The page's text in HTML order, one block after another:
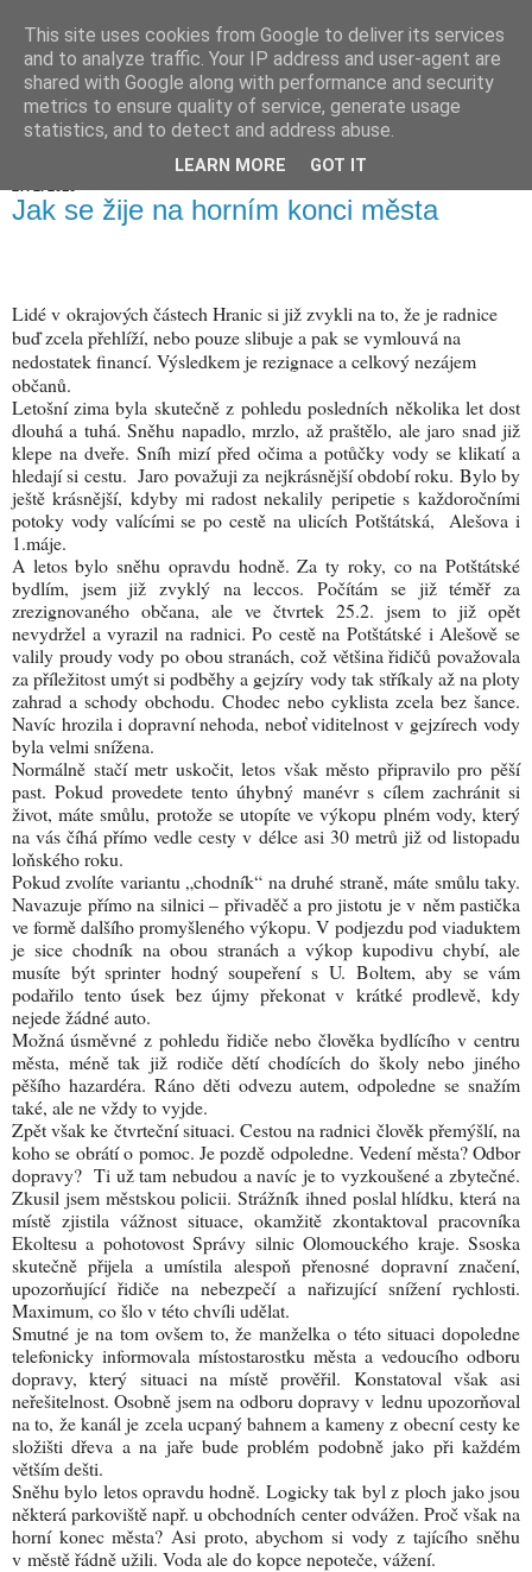
Hranické listy
Jak se žije na horním konci města
Lidé v okrajových částech Hranic si již zvykli na to, že je radnice
buď zcela přehlíží, nebo pouze slibuje a pak se vymlouvá na
nedostatek financí. Výsledkem je rezignace a celkový nezájem
občanů.
Letošní zima byla skutečně z pohledu posledních několika let dost
dlouhá a tuhá. Sněhu napadlo, mrzlo, až praštělo, ale jaro snad již
klepe na dveře. Sníh mizí před očima a potůčky vody se klikatí a
hledají si cestu. Jaro považuji za nejkrásnější období roku. Bylo by
ještě krásnější, kdyby mi radost nekalily peripetie s každoročními
potoky vody valícími se po cestě na ulicích Potštátská, Alešova i
1.máje.
A letos bylo sněhu opravdu hodně. Za ty roky, co na Potštátské
bydlím, jsem již zvyklý na leccos. Počítám se již téměř za
zrezignovaného občana, ale ve čtvrtek 25.2. jsem to již opět
nevydržel a vyrazil na radnici. Po cestě na Potštátské i Alešově se
valily proudy vody po obou stranách, což většina řidičů považovala
za příležitost umýt si podběhy a gejzíry vody tak stříkaly až na ploty
zahrad a schody obchodu. Chodec nebo cyklista zcela bez šance.
Navíc hrozila i dopravní nehoda, neboť viditelnost v gejzírech vody
byla velmi snížena.
Normálně stačí metr uskočit, letos však město připravilo pro pěší
past. Pokud provedete tento úhybný manévr s cílem zachránit si
život, máte smůlu, protože se utopíte ve výkopu plném vody, který
na vás číhá přímo vedle cesty v délce asi 30 metrů již od listopadu
loňského roku.
Pokud zvolíte variantu „chodník“ na druhé straně, máte smůlu taky.
Navazuje přímo na silnici – přivaděč a pro jistotu je v něm pastička
ve formě dalšího promyšleného výkopu. V podjezdu pod viaduktem
je sice chodník na obou stranách a výkop kupodivu chybí, ale
musíte být sprinter hodný soupeření s U. Boltem, aby se vám
podařilo tento úsek bez újmy překonat v krátké prodlevě, kdy
nejede žádné auto.
Možná úsměvné z pohledu řidiče nebo člověka bydlícího v centru
města, méně tak již rodiče dětí chodících do školy nebo jiného
pěšího hazardéra. Ráno děti odvezu autem, odpoledne se snažím
také, ale ne vždy to vyjde.
Zpět však ke čtvrteční situaci. Cestou na radnici člověk přemýšlí, na
koho se obrátí o pomoc. Je pozdě odpoledne. Vedení města? Odbor
dopravy? Ti už tam nebudou a navíc je to vyzkoušené a zbytečné.
Zkusil jsem městskou policii. Strážník ihned poslal hlídku, která na
místě zjistila vážnost situace, okamžitě zkontaktoval pracovníka
Ekoltesu a pohotovost Správy silnic Olomouckého kraje. Ssoska
skutečně přijela a umístila alespoň přenosné dopravní značení,
upozorňující řidiče na nebezpečí a nařizující snížení rychlosti.
Maximum, co šlo v této chvíli udělat.
Smutné je na tom ovšem to, že manželka o této situaci dopoledne
telefonicky informovala místostarostku města a vedoucího odboru
dopravy, který situaci na místě prověřil. Konstatoval však asi
neřešitelnost. Osobně jsem na odboru dopravy v lednu upozorňoval
na to, že kanál je zcela ucpaný bahnem a kameny z obecní cesty ke
složišti dřeva a na jaře bude problém podobně jako při každém
větším dešti.
Sněhu bylo letos opravdu hodně. Logicky tak byl z ploch jako jsou
některá parkoviště např. u obchodních center odvážen. Proč však na
horní konec města? Asi proto, abychom si vody z tajícího sněhu
v městě řádně užili. Voda ale do kopce nepoteče, vážení.
This site uses cookies from Google to deliver its services
and to analyze traffic. Your IP address and user-agent are
shared with Google along with performance and security
metrics to ensure quality of service, generate usage
statistics, and to detect and address abuse.
LEARN MORE GOT IT